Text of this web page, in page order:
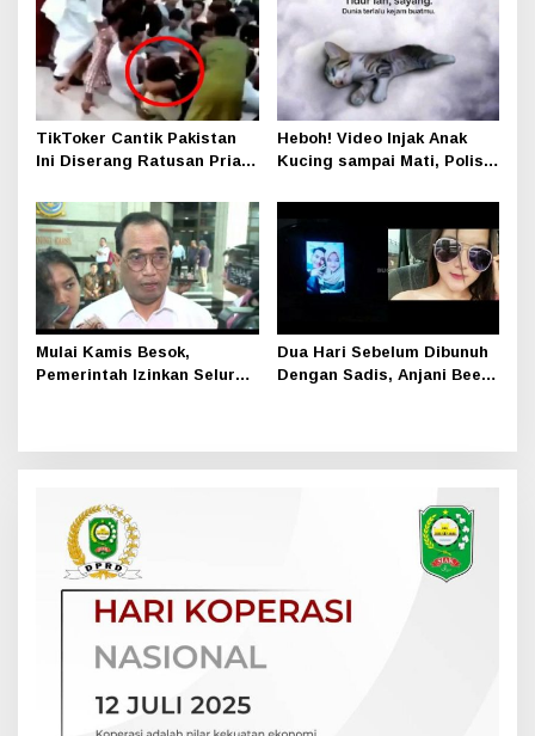
TikToker Cantik Pakistan
Ini Diserang Ratusan Pria
Syuting
Heboh! Video Injak Anak
Kucing sampai Mati, Polisi
Mulai Kamis Besok,
Pemerintah Izinkan Seluruh
Dua Hari Sebelum Dibunuh
Dengan Sadis, Anjani Bee